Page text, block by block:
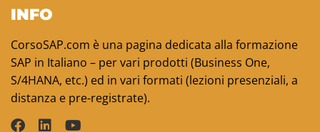
INFO
CorsoSAP.com è una pagina dedicata alla formazione
SAP in Italiano – per vari prodotti (Business One,
S/4HANA, etc.) ed in vari formati (lezioni presenziali, a
distanza e pre-registrate).